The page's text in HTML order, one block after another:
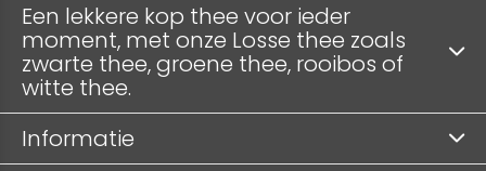
Een lekkere kop thee voor ieder
moment, met onze Losse thee zoals
zwarte thee, groene thee, rooibos of
witte thee.
Informatie